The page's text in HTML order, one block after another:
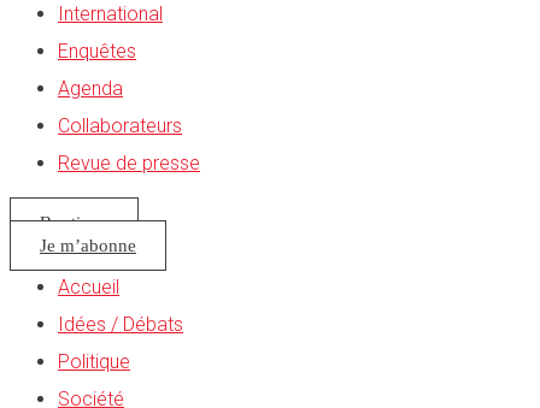
International
Enquêtes
Agenda
Collaborateurs
Revue de presse
Boutique
Je m’abonne
Accueil
Idées / Débats
Politique
Société